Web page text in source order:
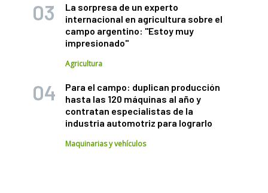
La sorpresa de un experto
internacional en agricultura sobre el
campo argentino: "Estoy muy
impresionado"
Agricultura
Para el campo: duplican producción
hasta las 120 máquinas al año y
contratan especialistas de la
industria automotriz para lograrlo
Maquinarias y vehículos